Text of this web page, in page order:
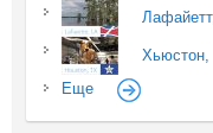
Хьюстон,
Еще